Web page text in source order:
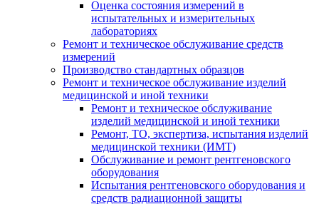
Оценка состояния измерений в
испытательных и измерительных
лабораториях
Ремонт и техническое обслуживание средств
измерений
Производство стандартных образцов
Ремонт и техническое обслуживание изделий
медицинской и иной техники
Ремонт и техническое обслуживание
изделий медицинской и иной техники
Ремонт, ТО, экспертиза, испытания изделий
медицинской техники (ИМТ)
Обслуживание и ремонт рентгеновского
оборудования
Испытания рентгеновского оборудования и
средств радиационной защиты